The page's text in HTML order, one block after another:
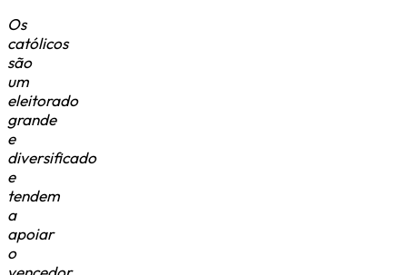
Os
católicos
são
um
eleitorado
grande
e
diversificado
e
tendem
a
apoiar
o